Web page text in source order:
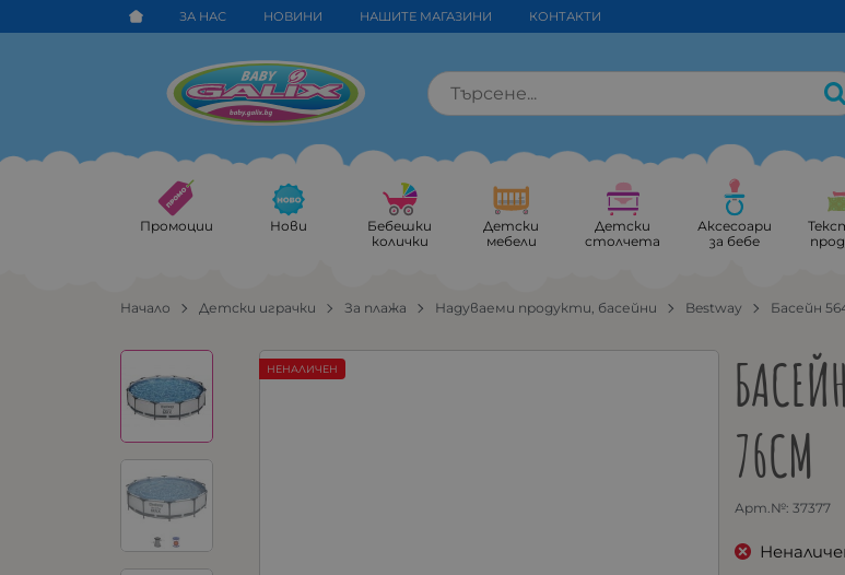
ЗА НАС НОВИНИ НАШИТЕ МАГАЗИНИ КОНТАКТИ
Промоции Нови
Бебешки
колички
Детски
мебели
Детски
столчета
Аксесоари
за бебе
Начало Детски играчки За плажа Надуваеми продукти, басейни Bestway Басейн
76CM
Арт.№: 37377
НЕНАЛИЧЕН